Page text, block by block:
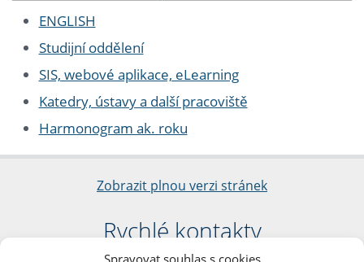
Spravovat souhlas s cookies
ENGLISH
Studijní oddělení
SIS, webové aplikace, eLearning
Katedry, ústavy a další pracoviště
Harmonogram ak. roku
Zobrazit plnou verzi stránek
Rychlé kontakty